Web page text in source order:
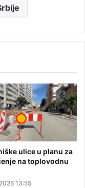
ulice u planu za
na toplovodnu
13:55